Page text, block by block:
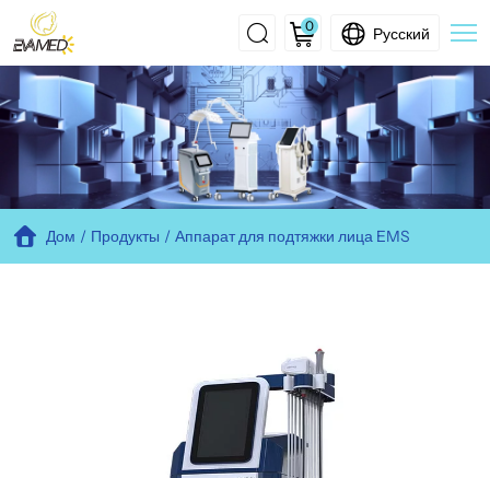
0 Русский
EMS+RF
Facial
Lifting
Machine
Дом Продукты Аппарат для подтяжки лица EMS